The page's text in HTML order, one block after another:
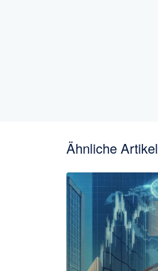
Ähnliche Artikel